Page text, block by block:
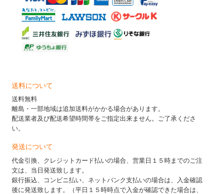
送料について
送料無料
離島・一部地域は追加送料がかかる場合があります。
配送業者及び配送希望時間帯をご指定出来ません。ご了承くださ
い。
発送について
代金引換、クレジットカード払いの場合、営業日１５時までのご注
文は、当日発送致します。
銀行振込、コンビニ払い、ネットバンク支払いの場合は、入金確認
後に発送致します。（平日１５時時点で入金が確認できた場合は、